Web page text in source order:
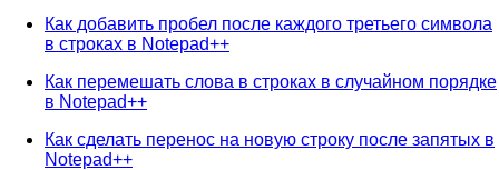
Как добавить пробел после каждого третьего символа
в строках в Notepad++
Как перемешать слова в строках в случайном порядке
в Notepad++
Как сделать перенос на новую строку после запятых в
Notepad++